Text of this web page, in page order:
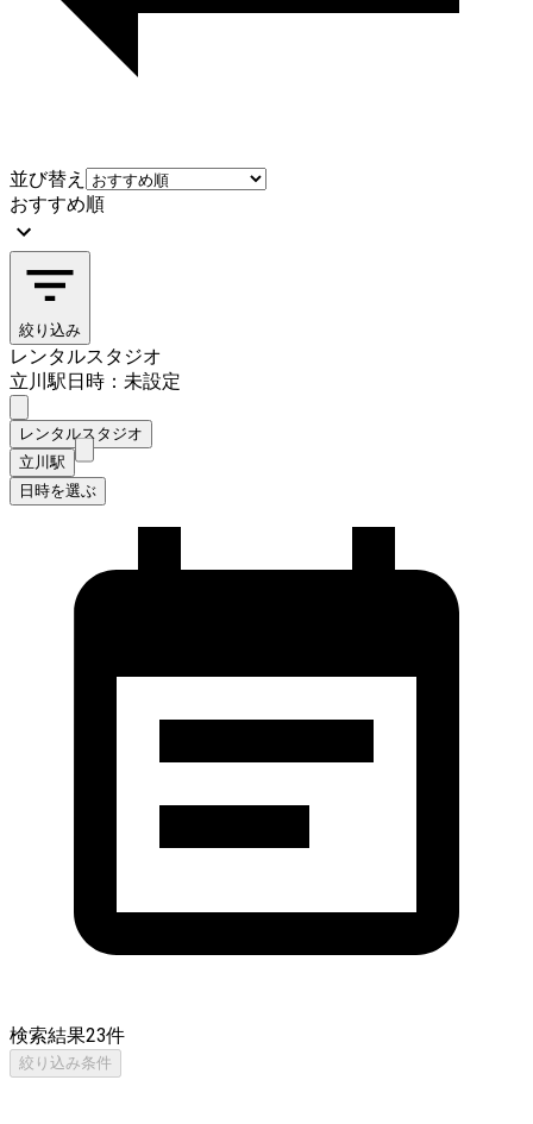
並び替え
おすすめ順
絞り込み
レンタルスタジオ
立川駅日時：未設定
レンタルスタジオ
立川駅
日時を選ぶ
検索結果23件
絞り込み条件